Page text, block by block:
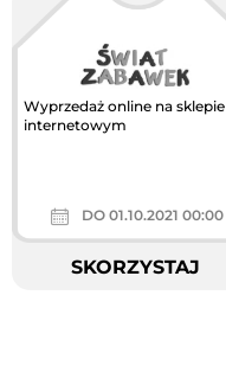
Wyprzedaż online na sklepie
internetowym
DO 01.10.2021 00:00
Największa akcja
rabatowa w Polsce
SKORZYSTAJ